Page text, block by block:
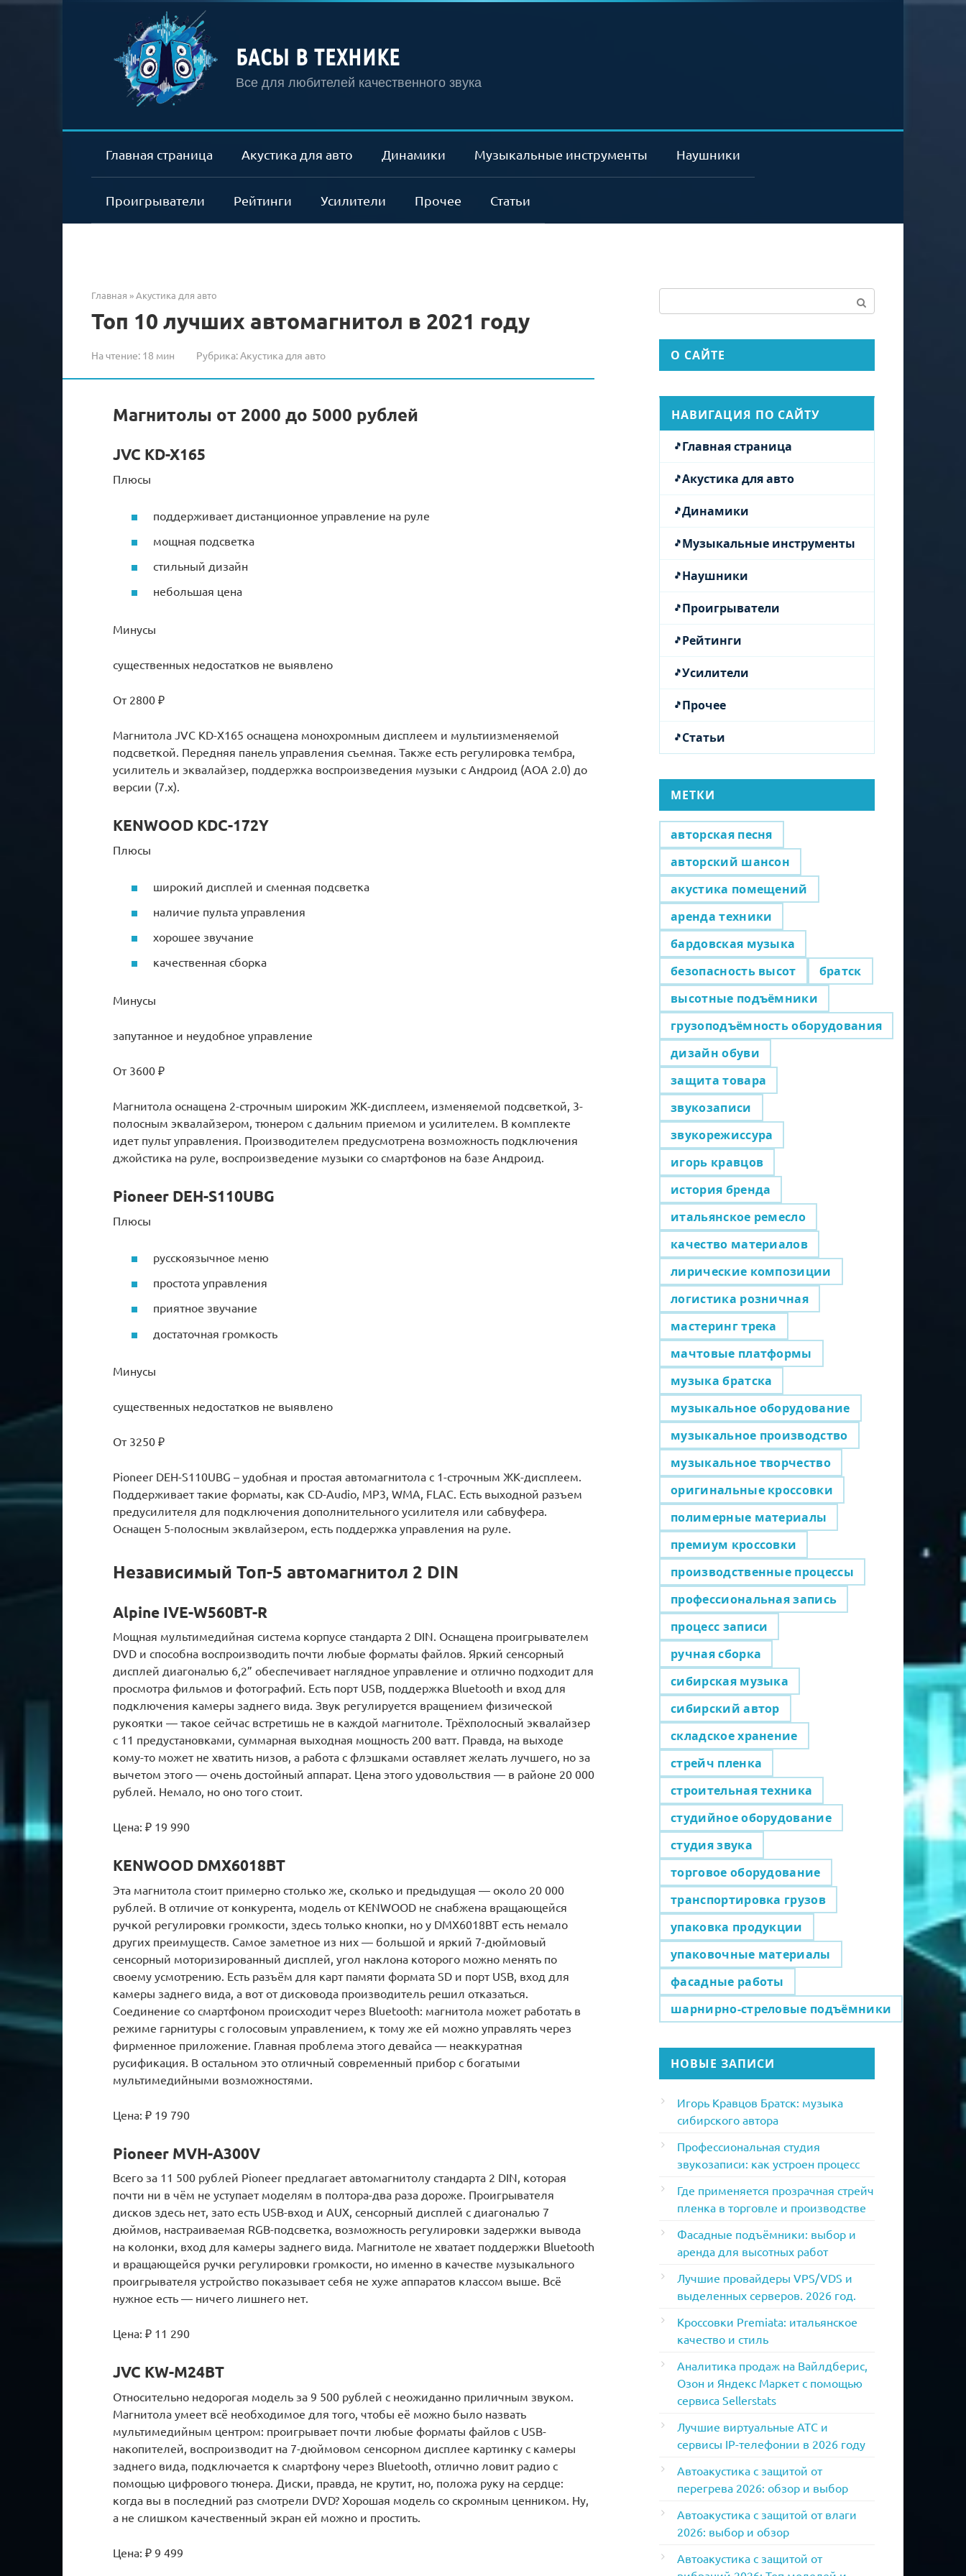
БАСЫ В ТЕХНИКЕ
Все для любителей качественного звука
Главная страница Акустика для авто Динамики Музыкальные инструменты Наушники
Проигрыватели Рейтинги Усилители Прочее Статьи
Главная »Акустика для авто
Топ 10 лучших автомагнитол в 2021 году
На чтение: 18 мин Рубрика:Акустика для авто
Магнитолы от 2000 до 5000 рублей
JVC KD-X165
Плюсы
поддерживает дистанционное управление на руле
мощная подсветка
стильный дизайн
небольшая цена
Минусы
существенных недостатков не выявлено
От 2800 ₽
Магнитола JVC KD-X165 оснащена монохромным дисплеем и мультиизменяемой
подсветкой. Передняя панель управления съемная. Также есть регулировка тембра,
усилитель и эквалайзер, поддержка воспроизведения музыки с Андроид (AOA 2.0) до
версии (7.x).
KENWOOD KDC-172Y
Плюсы
широкий дисплей и сменная подсветка
наличие пульта управления
хорошее звучание
качественная сборка
Минусы
запутанное и неудобное управление
От 3600 ₽
Магнитола оснащена 2-строчным широким ЖК-дисплеем, изменяемой подсветкой, 3-
полосным эквалайзером, тюнером с дальним приемом и усилителем. В комплекте
идет пульт управления. Производителем предусмотрена возможность подключения
джойстика на руле, воспроизведение музыки со смартфонов на базе Андроид.
Pioneer DEH-S110UBG
Плюсы
русскоязычное меню
простота управления
приятное звучание
достаточная громкость
Минусы
существенных недостатков не выявлено
От 3250 ₽
Pioneer DEH-S110UBG – удобная и простая автомагнитола с 1-строчным ЖК-дисплеем.
Поддерживает такие форматы, как CD-Audio, MP3, WMA, FLAC. Есть выходной разъем
предусилителя для подключения дополнительного усилителя или сабвуфера.
Оснащен 5-полосным эквлайзером, есть поддержка управления на руле.
Независимый Топ-5 автомагнитол 2 DIN
Alpine IVE-W560BT-R
Мощная мультимедийная система корпусе стандарта 2 DIN. Оснащена проигрывателем
DVD и способна воспроизводить почти любые форматы файлов. Яркий сенсорный
дисплей диагональю 6,2” обеспечивает наглядное управление и отлично подходит для
просмотра фильмов и фотографий. Есть порт USB, поддержка Bluetooth и вход для
подключения камеры заднего вида. Звук регулируется вращением физической
рукоятки — такое сейчас встретишь не в каждой магнитоле. Трёхполосный эквалайзер
с 11 предустановками, суммарная выходная мощность 200 ватт. Правда, на выходе
кому-то может не хватить низов, а работа с флэшками оставляет желать лучшего, но за
вычетом этого — очень достойный аппарат. Цена этого удовольствия — в районе 20 000
рублей. Немало, но оно того стоит.
Цена: ₽ 19 990
KENWOOD DMX6018BT
Эта магнитола стоит примерно столько же, сколько и предыдущая — около 20 000
рублей. В отличие от конкурента, модель от KENWOOD не снабжена вращающейся
ручкой регулировки громкости, здесь только кнопки, но у DMX6018BT есть немало
других преимуществ. Самое заметное из них — большой и яркий 7-дюймовый
сенсорный моторизированный дисплей, угол наклона которого можно менять по
своему усмотрению. Есть разъём для карт памяти формата SD и порт USB, вход для
камеры заднего вида, а вот от дисковода производитель решил отказаться.
Соединение со смартфоном происходит через Bluetooth: магнитола может работать в
режиме гарнитуры с голосовым управлением, к тому же ей можно управлять через
фирменное приложение. Главная проблема этого девайса — неаккуратная
русификация. В остальном это отличный современный прибор с богатыми
мультимедийными возможностями.
Цена: ₽ 19 790
Pioneer MVH-A300V
Всего за 11 500 рублей Pioneer предлагает автомагнитолу стандарта 2 DIN, которая
почти ни в чём не уступает моделям в полтора-два раза дороже. Проигрывателя
дисков здесь нет, зато есть USB-вход и AUX, сенсорный дисплей с диагональю 7
дюймов, настраиваемая RGB-подсветка, возможность регулировки задержки вывода
на колонки, вход для камеры заднего вида. Магнитоле не хватает поддержки Bluetooth
и вращающейся ручки регулировки громкости, но именно в качестве музыкального
проигрывателя устройство показывает себя не хуже аппаратов классом выше. Всё
нужное есть — ничего лишнего нет.
Цена: ₽ 11 290
JVC KW-M24BT
Относительно недорогая модель за 9 500 рублей с неожиданно приличным звуком.
Магнитола умеет всё необходимое для того, чтобы её можно было назвать
мультимедийным центром: проигрывает почти любые форматы файлов с USB-
накопителей, воспроизводит на 7-дюймовом сенсорном дисплее картинку с камеры
заднего вида, подключается к смартфону через Bluetooth, отлично ловит радио с
помощью цифрового тюнера. Диски, правда, не крутит, но, положа руку на сердце:
когда вы в последний раз смотрели DVD? Хорошая модель со скромным ценником. Ну,
а не слишком качественный экран ей можно и простить.
Цена: ₽ 9 499
О САЙТЕ
НАВИГАЦИЯ ПО САЙТУ
Главная страница
Акустика для авто
Динамики
Музыкальные инструменты
Наушники
Проигрыватели
Рейтинги
Усилители
Прочее
Статьи
МЕТКИ
авторская песня
авторский шансон
акустика помещений
аренда техники
бардовская музыка
безопасность высот
братск
высотные подъёмники
грузоподъёмность оборудования
дизайн обуви
защита товара
звукозаписи
звукорежиссура
игорь кравцов
история бренда
итальянское ремесло
качество материалов
лирические композиции
логистика розничная
мастеринг трека
мачтовые платформы
музыка братска
музыкальное оборудование
музыкальное производство
музыкальное творчество
оригинальные кроссовки
полимерные материалы
премиум кроссовки
производственные процессы
профессиональная запись
процесс записи
ручная сборка
сибирская музыка
сибирский автор
складское хранение
стрейч пленка
строительная техника
студийное оборудование
студия звука
торговое оборудование
транспортировка грузов
упаковка продукции
упаковочные материалы
фасадные работы
шарнирно-стреловые подъёмники
НОВЫЕ ЗАПИСИ
Игорь Кравцов Братск: музыка
сибирского автора
Профессиональная студия
звукозаписи: как устроен процесс
Где применяется прозрачная стрейч
пленка в торговле и производстве
Фасадные подъёмники: выбор и
аренда для высотных работ
Лучшие провайдеры VPS/VDS и
выделенных серверов. 2026 год.
Кроссовки Premiata: итальянское
качество и стиль
Аналитика продаж на Вайлдберис,
Озон и Яндекс Маркет с помощью
сервиса Sellerstats
Лучшие виртуальные АТС и
сервисы IP-телефонии в 2026 году
Автоакустика с защитой от
перегрева 2026: обзор и выбор
Автоакустика с защитой от влаги
2026: выбор и обзор
Автоакустика с защитой от